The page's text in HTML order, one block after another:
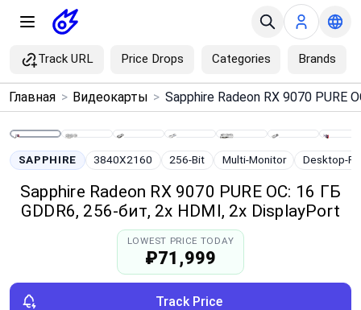
Track URL Price Drops Categories Brands
Menu ×
Home
Search
Categories
Главная > Видеокарты >
SAPPHIRE 3840X2160 256-Bit Multi-Monitor Desktop-Pc
Sapphire Radeon RX 9070 PURE OC: 16 ГБ
GDDR6, 256-бит, 2x HDMI, 2x DisplayPort
LOWEST PRICE TODAY
₽71,999
Track Price